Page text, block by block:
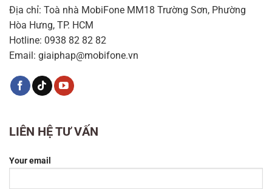
Địa chỉ: Toà nhà MobiFone MM18 Trường Sơn, Phường
Hòa Hưng, TP. HCM
Hotline: 0938 82 82 82
Email: giaiphap@mobifone.vn
LIÊN HỆ TƯ VẤN
Your email